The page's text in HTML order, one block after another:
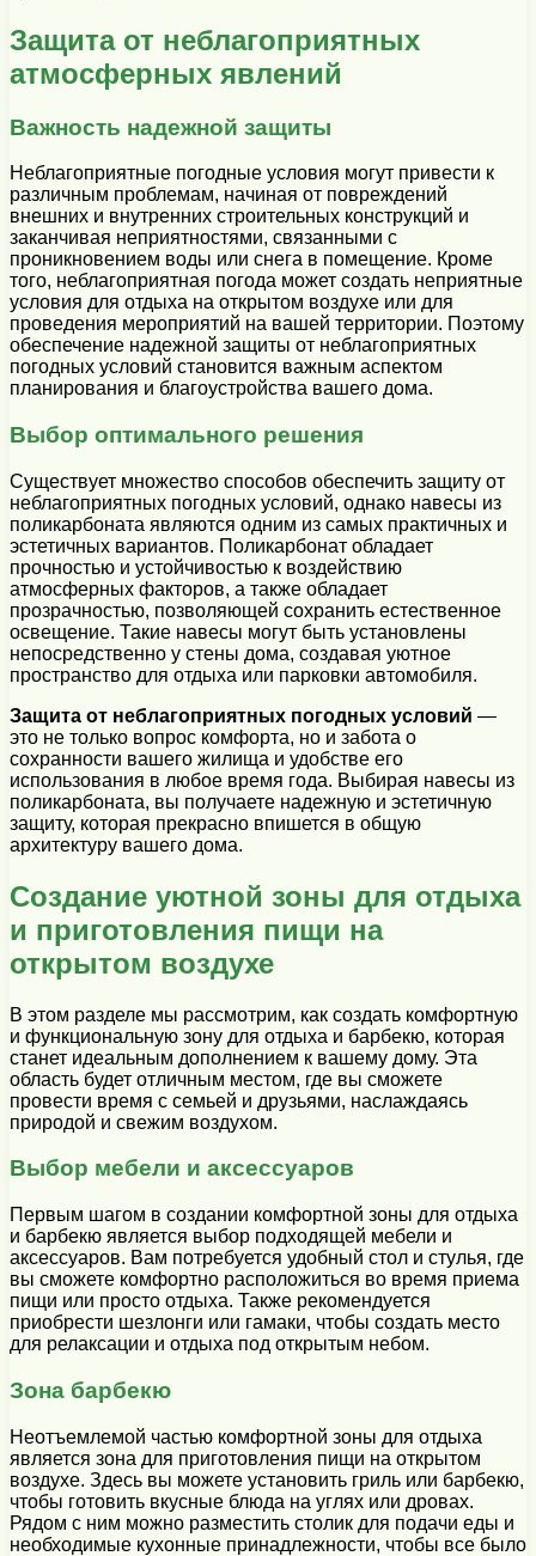
Защита от неблагоприятных
атмосферных явлений
Важность надежной защиты
Неблагоприятные погодные условия могут привести к
различным проблемам, начиная от повреждений
внешних и внутренних строительных конструкций и
заканчивая неприятностями, связанными с
проникновением воды или снега в помещение. Кроме
того, неблагоприятная погода может создать неприятные
условия для отдыха на открытом воздухе или для
проведения мероприятий на вашей территории. Поэтому
обеспечение надежной защиты от неблагоприятных
погодных условий становится важным аспектом
планирования и благоустройства вашего дома.
Выбор оптимального решения
Существует множество способов обеспечить защиту от
неблагоприятных погодных условий, однако навесы из
поликарбоната являются одним из самых практичных и
эстетичных вариантов. Поликарбонат обладает
прочностью и устойчивостью к воздействию
атмосферных факторов, а также обладает
прозрачностью, позволяющей сохранить естественное
освещение. Такие навесы могут быть установлены
непосредственно у стены дома, создавая уютное
пространство для отдыха или парковки автомобиля.
Защита от неблагоприятных погодных условий —
это не только вопрос комфорта, но и забота о
сохранности вашего жилища и удобстве его
использования в любое время года. Выбирая навесы из
поликарбоната, вы получаете надежную и эстетичную
защиту, которая прекрасно впишется в общую
архитектуру вашего дома.
Создание уютной зоны для отдыха
и приготовления пищи на
открытом воздухе
В этом разделе мы рассмотрим, как создать комфортную
и функциональную зону для отдыха и барбекю, которая
станет идеальным дополнением к вашему дому. Эта
область будет отличным местом, где вы сможете
провести время с семьей и друзьями, наслаждаясь
природой и свежим воздухом.
Выбор мебели и аксессуаров
Первым шагом в создании комфортной зоны для отдыха
и барбекю является выбор подходящей мебели и
аксессуаров. Вам потребуется удобный стол и стулья, где
вы сможете комфортно расположиться во время приема
пищи или просто отдыха. Также рекомендуется
приобрести шезлонги или гамаки, чтобы создать место
для релаксации и отдыха под открытым небом.
Зона барбекю
Неотъемлемой частью комфортной зоны для отдыха
является зона для приготовления пищи на открытом
воздухе. Здесь вы можете установить гриль или барбекю,
чтобы готовить вкусные блюда на углях или дровах.
Рядом с ним можно разместить столик для подачи еды и
необходимые кухонные принадлежности, чтобы все было